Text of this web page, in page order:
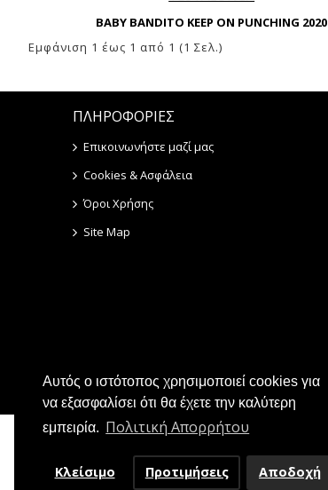
Αυτός ο ιστότοπος χρησιμοποιεί cookies για
να εξασφαλίσει ότι θα έχετε την καλύτερη
εμπειρία. Πολιτική Απορρήτου
Κλείσιμο Προτιμήσεις Αποδοχή
BABY BANDITO KEEP ON PUNCHING 2020
Εμφάνιση 1 έως 1 από 1 (1 Σελ.)
ΠΛΗΡΟΦΟΡΙΕΣ
Επικοινωνήστε μαζί μας
Cookies & Ασφάλεια
Όροι Χρήσης
Site Map